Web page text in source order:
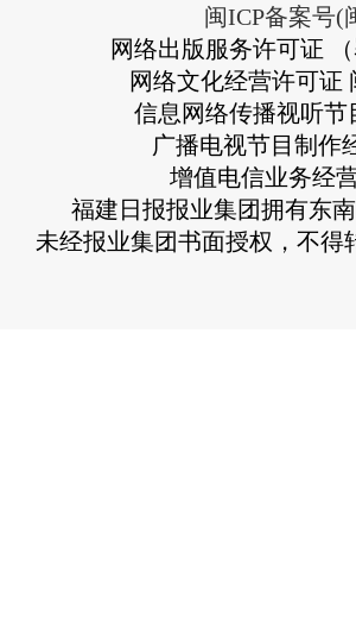
闽ICP备案号(
网络出版服务许可证
网络文化经营许可证
信息网络传播视听节
广播电视节目制作
增值电信业务经
福建日报报业集团拥有东
未经报业集团书面授权，不